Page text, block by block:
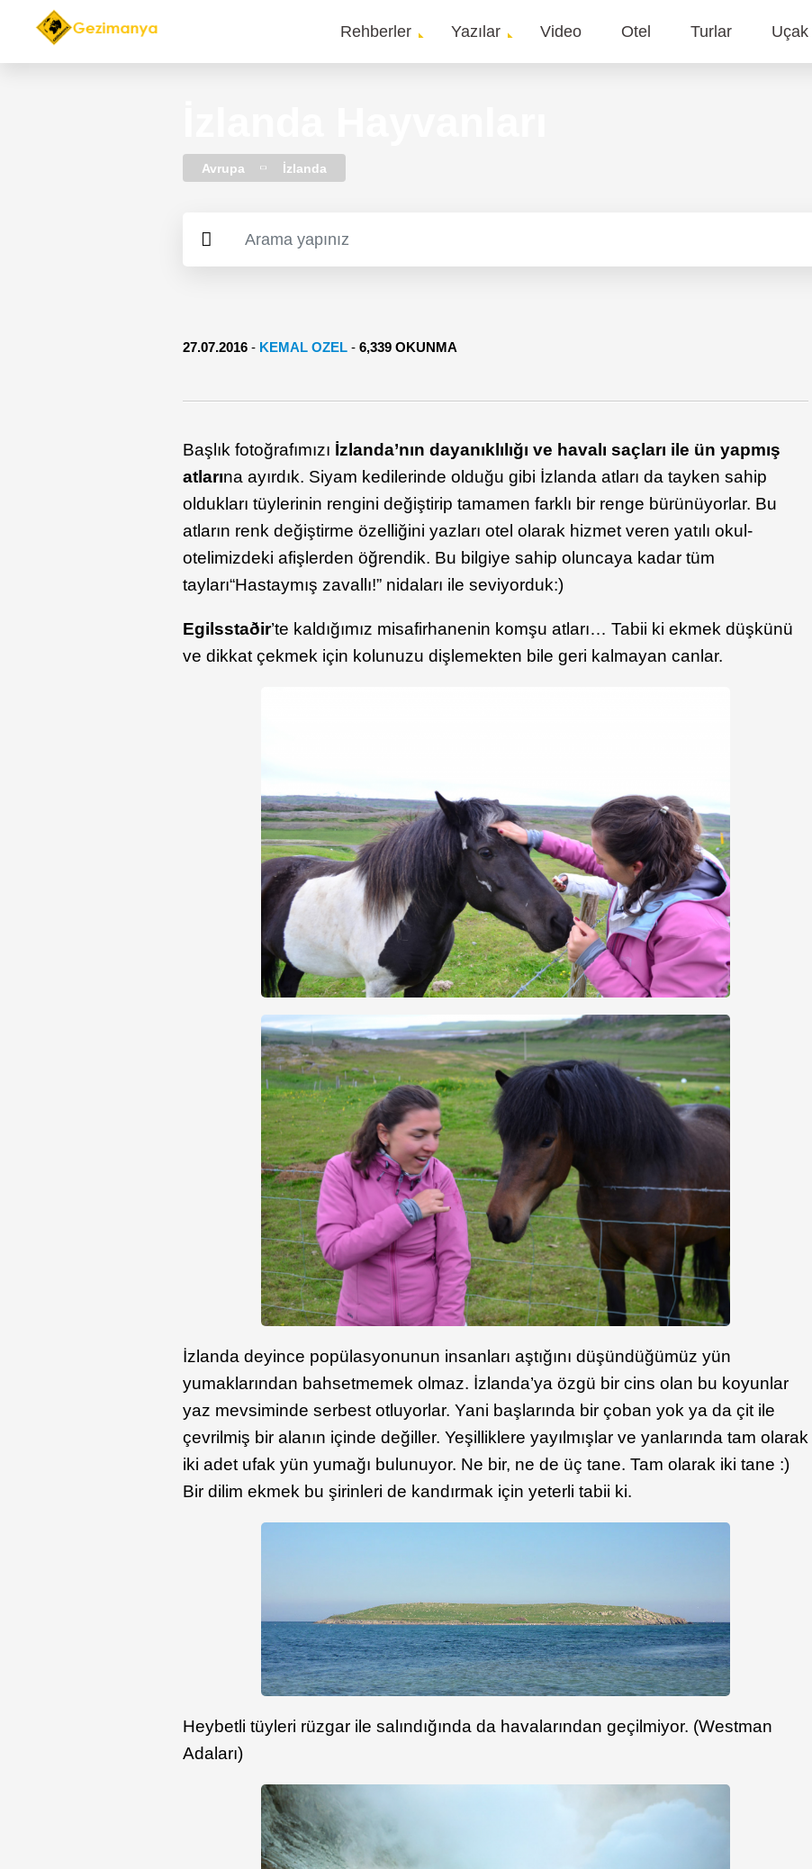
Main
Rehberler Yazılar Video Otel Turlar Uçak
Avrupa İzlanda
27.07.2016 - KEMAL OZEL -6,339 OKUNMA
Başlık fotoğrafımızı İzlanda’nın dayanıklılığı ve havalı saçları ile ün yapmış
atlarına ayırdık. Siyam kedilerinde olduğu gibi İzlanda atları da tayken sahip
oldukları tüylerinin rengini değiştirip tamamen farklı bir renge bürünüyorlar. Bu
atların renk değiştirme özelliğini yazları otel olarak hizmet veren yatılı okul-
otelimizdeki afişlerden öğrendik. Bu bilgiye sahip oluncaya kadar tüm
tayları“Hastaymış zavallı!” nidaları ile seviyorduk:)
Egilsstaðir’te kaldığımız misafirhanenin komşu atları… Tabii ki ekmek düşkünü
ve dikkat çekmek için kolunuzu dişlemekten bile geri kalmayan canlar.
İzlanda deyince popülasyonunun insanları aştığını düşündüğümüz yün
yumaklarından bahsetmemek olmaz. İzlanda’ya özgü bir cins olan bu koyunlar
yaz mevsiminde serbest otluyorlar. Yani başlarında bir çoban yok ya da çit ile
çevrilmiş bir alanın içinde değiller. Yeşilliklere yayılmışlar ve yanlarında tam olarak
iki adet ufak yün yumağı bulunuyor. Ne bir, ne de üç tane. Tam olarak iki tane :)
Bir dilim ekmek bu şirinleri de kandırmak için yeterli tabii ki.
Heybetli tüyleri rüzgar ile salındığında da havalarından geçilmiyor. (Westman
Adaları)